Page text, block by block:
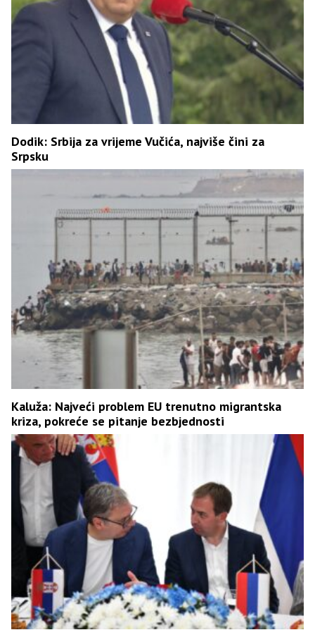
Dodik: Srbija za vrijeme Vučića, najviše čini za
Srpsku
Kaluža: Najveći problem EU trenutno migrantska
kriza, pokreće se pitanje bezbjednosti